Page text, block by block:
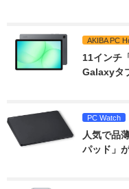
AKIBA PC
11インチ
Galaxyタ
PC Watch
人気で品
パッド」